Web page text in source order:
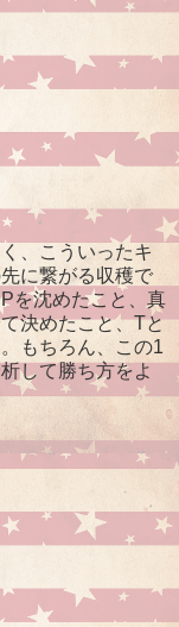
、こういったキ
に繋がる収穫で
を沈めたこと、真
決めたこと、Tと
もちろん、この1
して勝ち方をよ